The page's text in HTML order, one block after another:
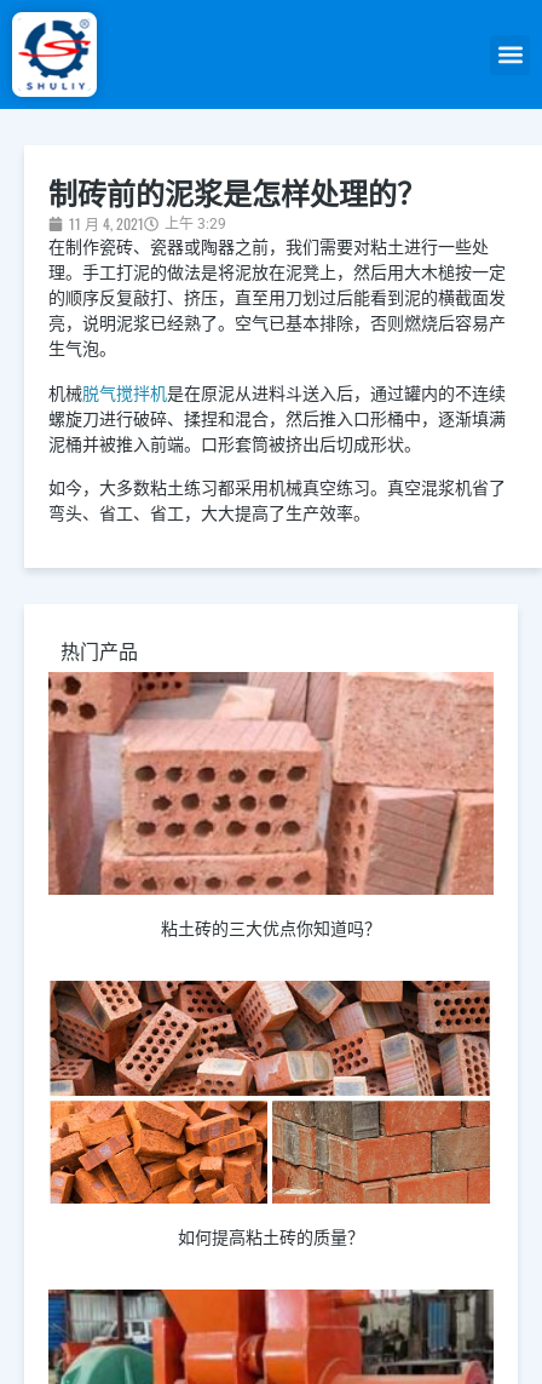
制砖前的泥浆是怎样处理的？
11 月 4, 2021 上午 3:29
在制作瓷砖、瓷器或陶器之前，我们需要对粘土进行一些处
理。手工打泥的做法是将泥放在泥凳上，然后用大木槌按一定
的顺序反复敲打、挤压，直至用刀划过后能看到泥的横截面发
亮，说明泥浆已经熟了。空气已基本排除，否则燃烧后容易产
生气泡。
机械脱气搅拌机是在原泥从进料斗送入后，通过罐内的不连续
螺旋刀进行破碎、揉捏和混合，然后推入口形桶中，逐渐填满
泥桶并被推入前端。口形套筒被挤出后切成形状。
如今，大多数粘土练习都采用机械真空练习。真空混浆机省了
弯头、省工、省工，大大提高了生产效率。
热门产品
粘土砖的三大优点你知道吗？
如何提高粘土砖的质量？